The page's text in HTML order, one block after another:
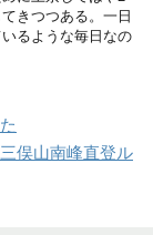
きつつある。一日
るような毎日なの
俣山南峰直登ル